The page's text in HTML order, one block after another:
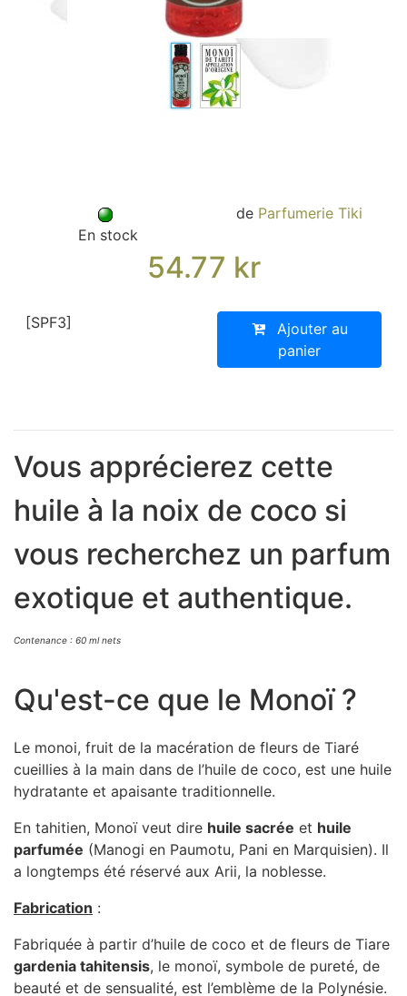
Sacs, Bijoux et Accessoires (33)
Retour et remboursement
Nous contacter
En stock
de Parfumerie Tiki
54.77 kr
[SPF3]
Ajouter au
panier
Vous apprécierez cette
huile à la noix de coco si
vous recherchez un parfum
exotique et authentique.
Contenance : 60 ml nets
Qu'est-ce que le Monoï ?
Le monoi, fruit de la macération de fleurs de Tiaré
cueillies à la main dans de l’huile de coco, est une huile
hydratante et apaisante traditionnelle.
En tahitien, Monoï veut dire huile sacrée et huile
parfumée (Manogi en Paumotu, Pani en Marquisien). Il
a longtemps été réservé aux Arii, la noblesse.
Fabrication :
Fabriquée à partir d’huile de coco et de fleurs de Tiare
gardenia tahitensis, le monoï, symbole de pureté, de
beauté et de sensualité, est l’emblème de la Polynésie.